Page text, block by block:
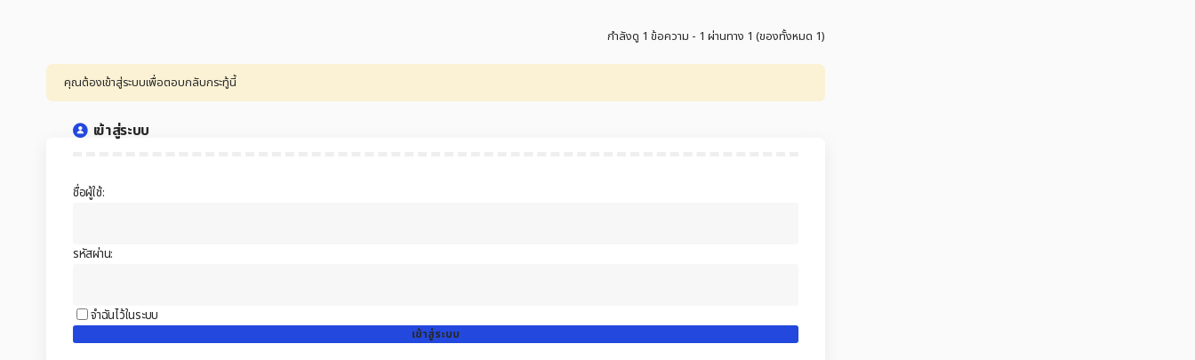
กำลังดู 1 ข้อความ - 1 ผ่านทาง 1 (ของทั้งหมด 1)
คุณต้องเข้าสู่ระบบเพื่อตอบกลับกระทู้นี้
เข้าสู่ระบบ
ชื่อผู้ใช้:
รหัสผ่าน:
จำฉันไว้ในระบบ
เข้าสู่ระบบ